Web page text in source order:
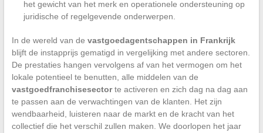
het gewicht van het merk en operationele ondersteuning op
juridische of regelgevende onderwerpen.
In de wereld van de vastgoedagentschappen in Frankrijk
blijft de instapprijs gematigd in vergelijking met andere sectoren.
De prestaties hangen vervolgens af van het vermogen om het
lokale potentieel te benutten, alle middelen van de
vastgoedfranchisesectorte activeren en zich dag na dag aan
te passen aan de verwachtingen van de klanten. Het zijn
wendbaarheid, luisteren naar de markt en de kracht van het
collectief die het verschil zullen maken. We doorlopen het jaar